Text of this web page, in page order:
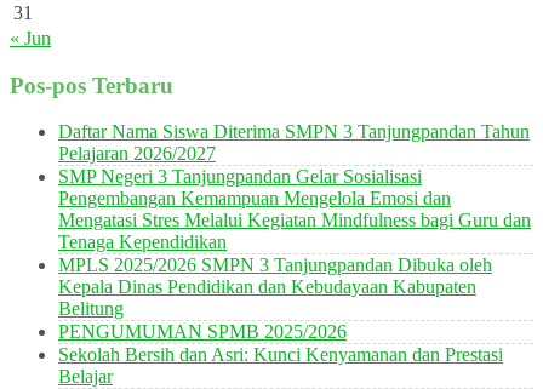
31
« Jun
Pos-pos Terbaru
Daftar Nama Siswa Diterima SMPN 3 Tanjungpandan Tahun
Pelajaran 2026/2027
SMP Negeri 3 Tanjungpandan Gelar Sosialisasi
Pengembangan Kemampuan Mengelola Emosi dan
Mengatasi Stres Melalui Kegiatan Mindfulness bagi Guru dan
Tenaga Kependidikan
MPLS 2025/2026 SMPN 3 Tanjungpandan Dibuka oleh
Kepala Dinas Pendidikan dan Kebudayaan Kabupaten
Belitung
PENGUMUMAN SPMB 2025/2026
Sekolah Bersih dan Asri: Kunci Kenyamanan dan Prestasi
Belajar